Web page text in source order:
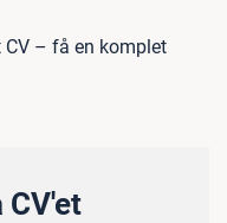
– få en komplet